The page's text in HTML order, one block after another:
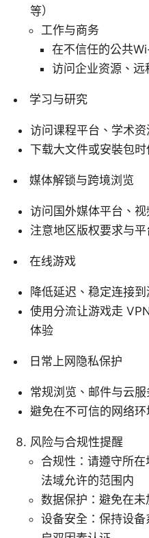
等）
工作与商务
在不信任的公共
访问企业资源、
学习与研究
访问课程平台、学术
下载大文件或安裝包
媒体解锁与跨境浏览
访问国外媒体平台、
注意地区版权要求与
在线游戏
降低延迟、稳定连接
使用分流让游戏走
体验
日常上网隐私保护
常规浏览、邮件与云
避免在不可信的网络
风险与合规性提醒
合规性：请遵守所
法域允许的范围内
数据保护：避免在
设备安全：保持设